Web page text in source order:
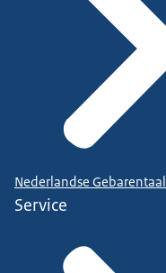
Nederlandse Gebarentaal
Service